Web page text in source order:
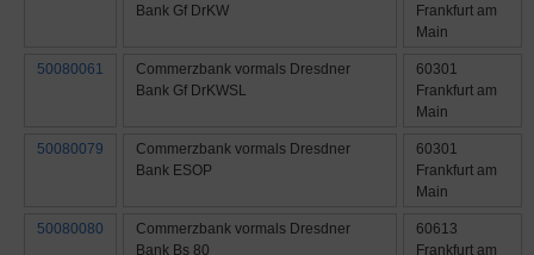
Bank Gf DrKW
Frankfurt am
Main
50080061
Commerzbank vormals Dresdner
Bank Gf DrKWSL
60301
Frankfurt am
Main
50080079
Commerzbank vormals Dresdner
Bank ESOP
60301
Frankfurt am
Main
50080080
Commerzbank vormals Dresdner
Bank Bs 80
60613
Frankfurt am